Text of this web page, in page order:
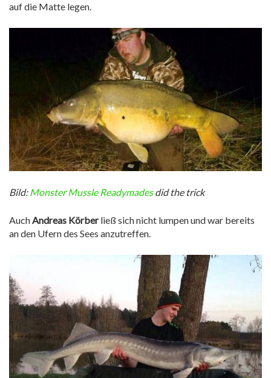
auf die Matte legen.
Bild:Monster Mussle Readymadesdid the trick
AuchAndreas Körberließ sich nicht lumpen und war bereits
an den Ufern des Sees anzutreffen.